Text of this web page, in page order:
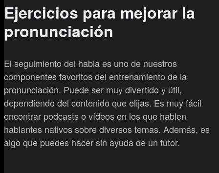
Ejercicios para mejorar la
pronunciación
El seguimiento del habla es uno de nuestros
componentes favoritos del entrenamiento de la
pronunciación. Puede ser muy divertido y útil,
dependiendo del contenido que elijas. Es muy fácil
encontrar podcasts o vídeos en los que hablen
hablantes nativos sobre diversos temas. Además, es
algo que puedes hacer sin ayuda de un tutor.